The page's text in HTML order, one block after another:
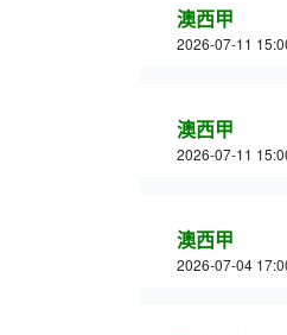
澳西甲
2026-07-11
澳西甲
2026-07-11
澳西甲
2026-07-04